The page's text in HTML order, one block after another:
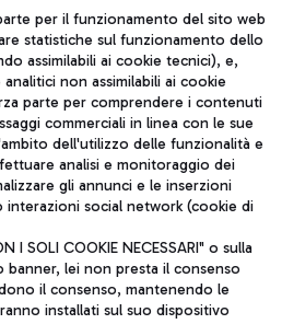
JOURNAL
ITA
per il funzionamento del sito web
statistiche sul funzionamento dello
assimilabili ai cookie tecnici), e,
non assimilabili ai cookie
parte per comprendere i contenuti
commerciali in linea con le sue
dell'utilizzo delle funzionalità e
analisi e monitoraggio dei
gli annunci e le inserzioni
interazioni social network (cookie di
I SOLI COOKIE NECESSARI" o sulla
lei non presta il consenso
il consenso, mantenendo le
installati sul suo dispositivo